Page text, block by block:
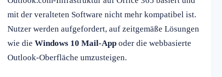
mit der veralteten Software nicht mehr kompatibel ist.
Nutzer werden aufgefordert, auf zeitgemäße Lösungen
wie die Windows 10 Mail-App oder die webbasierte
Outlook-Oberfläche umzusteigen.